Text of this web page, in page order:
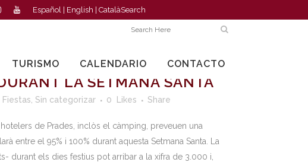
Español English CatalàSearch
TURISMO CALENDARIO CONTACTO
PREVEU UNA OCUPACIÓ
LA SETMANA SANTA
Fiestas Sin categorizar 0 Likes Share
de Prades, inclòs el càmping, preveuen una
entre el 95% i 100% durant aquesta Setmana Santa. La
durant els dies festius pot arribar a la xifra de 3.000 i,